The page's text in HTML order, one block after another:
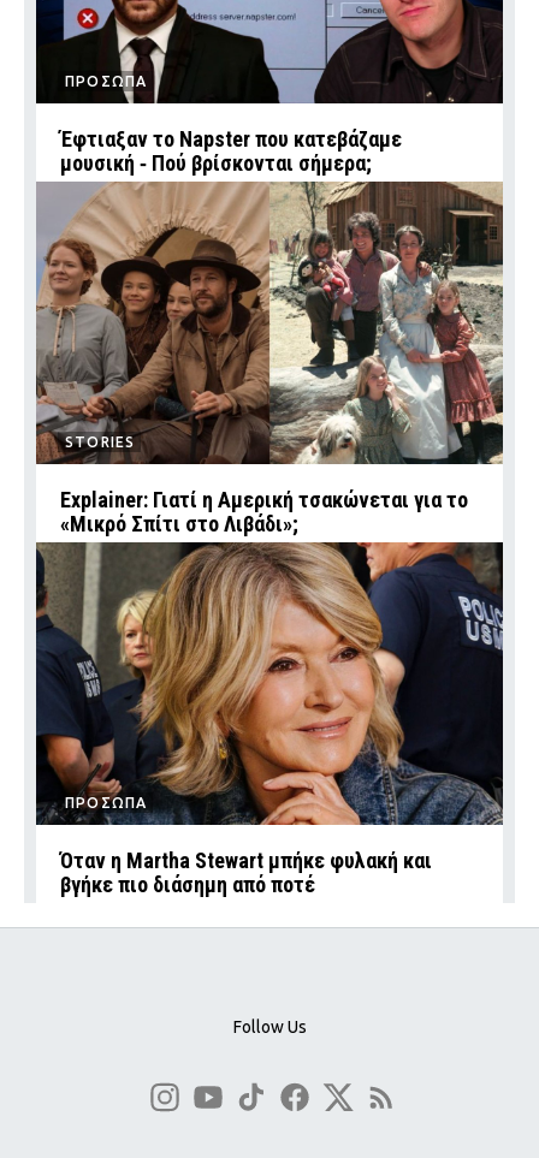
ΠΡΟΣΩΠΑ
Έφτιαξαν το Napster που κατεβάζαμε
μουσική ‑ Πού βρίσκονται σήμερα;
STORIES
Explainer: Γιατί η Αμερική τσακώνεται για το
«Μικρό Σπίτι στο Λιβάδι»;
ΠΡΟΣΩΠΑ
Όταν η Martha Stewart μπήκε φυλακή και
βγήκε πιο διάσημη από ποτέ
Follow Us